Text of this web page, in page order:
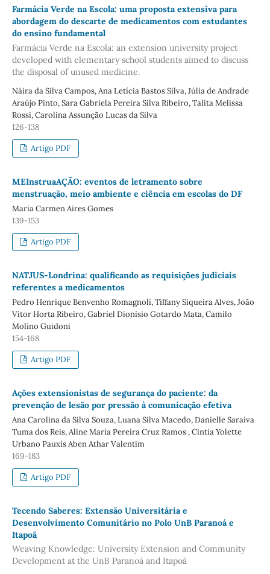
Farmácia Verde na Escola: uma proposta extensiva para
abordagem do descarte de medicamentos com estudantes
do ensino fundamental
Farmácia Verde na Escola: an extension university project
developed with elementary school students aimed to discuss
the disposal of unused medicine.
Náira da Silva Campos, Ana Letícia Bastos Silva, Júlia de Andrade
Araújo Pinto, Sara Gabriela Pereira Silva Ribeiro, Talita Melissa
Rossi, Carolina Assunção Lucas da Silva
126-138
Artigo PDF
MEInstruaAÇÃO: eventos de letramento sobre
menstruação, meio ambiente e ciência em escolas do DF
Maria Carmen Aires Gomes
139-153
Artigo PDF
NATJUS-Londrina: qualificando as requisições judiciais
referentes a medicamentos
Pedro Henrique Benvenho Romagnoli, Tiffany Siqueira Alves, João
Vitor Horta Ribeiro, Gabriel Dionísio Gotardo Mata, Camilo
Molino Guidoni
154-168
Artigo PDF
Ações extensionistas de segurança do paciente: da
prevenção de lesão por pressão à comunicação efetiva
Ana Carolina da Silva Souza, Luana Silva Macedo, Danielle Saraiva
Tuma dos Reis, Aline Maria Pereira Cruz Ramos , Cintia Yolette
Urbano Pauxis Aben Athar Valentim
169-183
Artigo PDF
Tecendo Saberes: Extensão Universitária e
Desenvolvimento Comunitário no Polo UnB Paranoá e
Itapoã
Weaving Knowledge: University Extension and Community
Development at the UnB Paranoá and Itapoã